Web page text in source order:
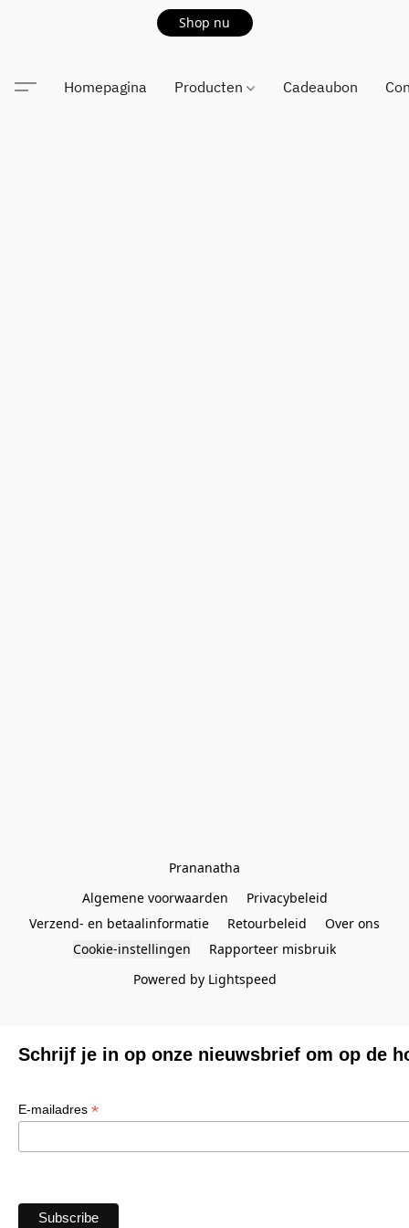
Shop nu
Homepagina Producten Cadeaubon
Prananatha
Algemene voorwaarden
Privacybeleid
Verzend- en betaalinformatie
Retourbeleid
Over ons
Cookie-instellingen
Rapporteer misbruik
Powered by Lightspeed
Schrijf je in op onze nieuwsbrief om op de
E-mailadres *